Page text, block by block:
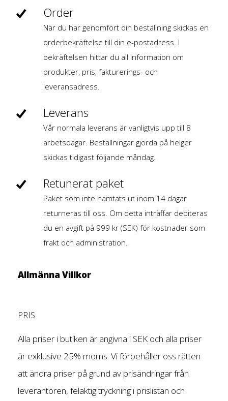
Order
När du har genomfört din beställning skickas en
orderbekräftelse till din e-postadress. I
bekräftelsen hittar du all information om
produkter, pris, fakturerings- och
leveransadress.
Leverans
Vår normala leverans är vanligtvis upp till 8
arbetsdagar. Beställningar gjorda på helger
skickas tidigast följande måndag.
Retunerat paket
Paket som inte hämtats ut inom 14 dagar
returneras till oss. Om detta inträffar debiteras
du en avgift på 999 kr (SEK) för kostnader som
frakt och administration.
Allmänna Villkor
PRIS
Alla priser i butiken är angivna i SEK och alla priser
är exklusive 25% moms. Vi förbehåller oss rätten
att ändra priser på grund av prisändringar från
leverantören, felaktig tryckning i prislistan och